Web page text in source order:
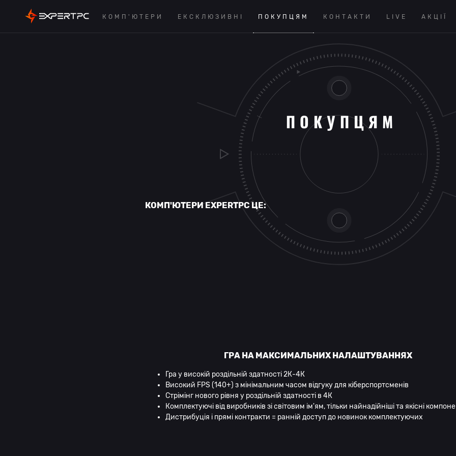
КОМП'ЮТЕРИ ЕКСКЛЮЗИВНІ ПОКУПЦЯМ КОНТАКТИ LIVE АКЦІЇ
ПОКУПЦЯМ
КОМП'ЮТЕРИ EXPERTPC ЦЕ:
ГРА НА МАКСИМАЛЬНИХ НАЛАШТУВАННЯХ
Гра у високій роздільній здатності 2К-4К
Високий FPS (140+) з мінімальним часом відгуку для кіберспортсменів
Стрімінг нового рівня у роздільній здатності в 4К
Комплектуючі від виробників зі світовим ім'ям, тільки найнадійніші та якісні
Дистрибуція і прямі контракти = ранній доступ до новинок комплектуючих